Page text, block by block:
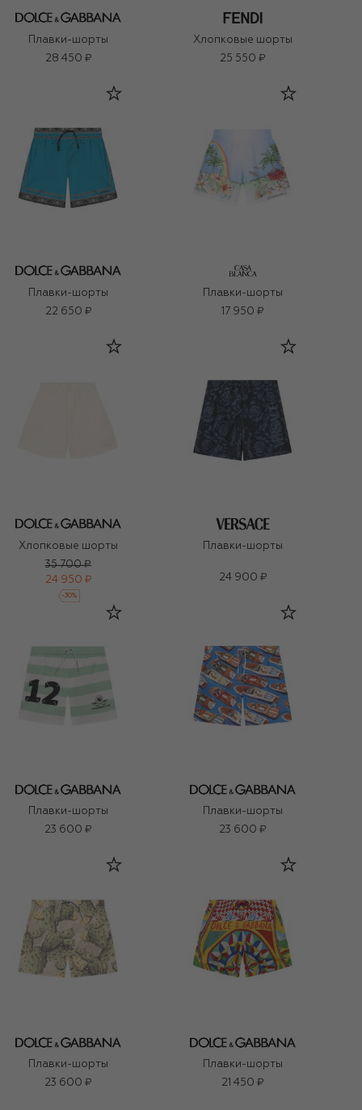
Плавки-шорты
28 450 ₽
Хлопковые шорты
25 550 ₽
Плавки-шорты
22 650 ₽
Плавки-шорты
17 950 ₽
Хлопковые шорты
35 700 ₽
24 950 ₽
-30%
Плавки-шорты
24 900 ₽
Плавки-шорты
23 600 ₽
Плавки-шорты
23 600 ₽
Плавки-шорты
23 600 ₽
Плавки-шорты
21 450 ₽